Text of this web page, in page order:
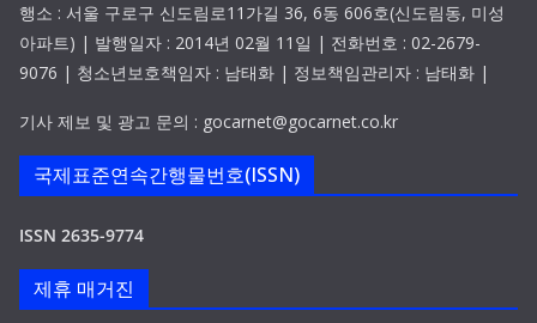
행소 : 서울 구로구 신도림로11가길 36, 6동 606호(신도림동, 미성
아파트) | 발행일자 : 2014년 02월 11일 | 전화번호 : 02-2679-
9076 | 청소년보호책임자 : 남태화 | 정보책임관리자 : 남태화 |
기사 제보 및 광고 문의 : gocarnet@gocarnet.co.kr
국제표준연속간행물번호(ISSN)
ISSN 2635-9774
제휴 매거진